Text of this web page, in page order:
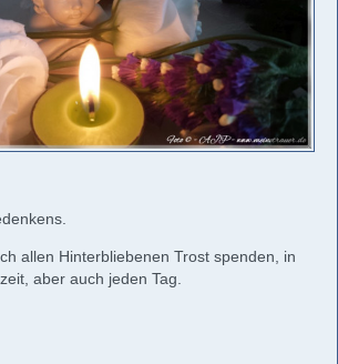
allen Hinterbliebenen Trost spenden, in
aber auch jeden Tag.